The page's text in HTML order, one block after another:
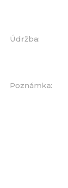
Údržba:
Poznámka: